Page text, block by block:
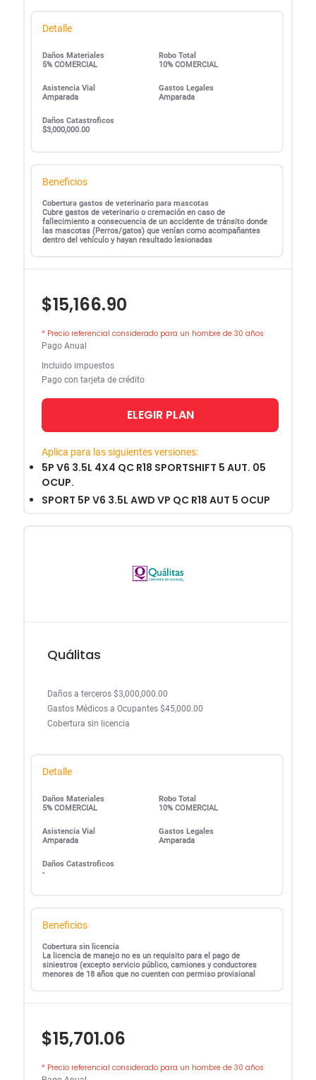
Detalle
Daños Materiales
5% COMERCIAL
Robo Total
10% COMERCIAL
Asistencia Vial
Amparada
Gastos Legales
Amparada
Daños Catastroficos
$3,000,000.00
Beneficios
Cobertura gastos de veterinario para mascotas
Cubre gastos de veterinario o cremación en caso de
fallecimiento a consecuencia de un accidente de tránsito donde
las mascotas (Perros/gatos) que venían como acompañantes
dentro del vehículo y hayan resultado lesionadas
$15,166.90
* Precio referencial considerado para un hombre de 30 años
Pago Anual
Incluido impuestos
Pago con tarjeta de crédito
ELEGIR PLAN
Aplica para las siguientes versiones:
5P V6 3.5L 4X4 QC R18 SPORTSHIFT 5 AUT. 05
OCUP.
SPORT 5P V6 3.5L AWD VP QC R18 AUT 5 OCUP
Quálitas
Daños a terceros $3,000,000.00
Gastos Médicos a Ocupantes $45,000.00
Cobertura sin licencia
Detalle
Daños Materiales
5% COMERCIAL
Robo Total
10% COMERCIAL
Asistencia Vial
Amparada
Gastos Legales
Amparada
Daños Catastroficos
-
Beneficios
Cobertura sin licencia
La licencia de manejo no es un requisito para el pago de
siniestros (excepto servicio público, camiones y conductores
menores de 18 años que no cuenten con permiso provisional
$15,701.06
* Precio referencial considerado para un hombre de 30 años